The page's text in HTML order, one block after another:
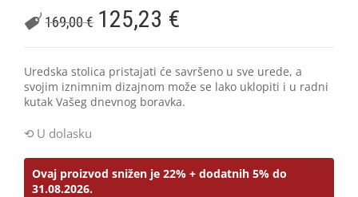
169,00€ 125,23 €
Uredska stolica pristajati će savršeno u sve urede, a
svojim iznimnim dizajnom može se lako uklopiti i u radni
kutak Vašeg dnevnog boravka.
U dolasku
Ovaj proizvod snižen je 22% + dodatnih 5% do
31.08.2026.